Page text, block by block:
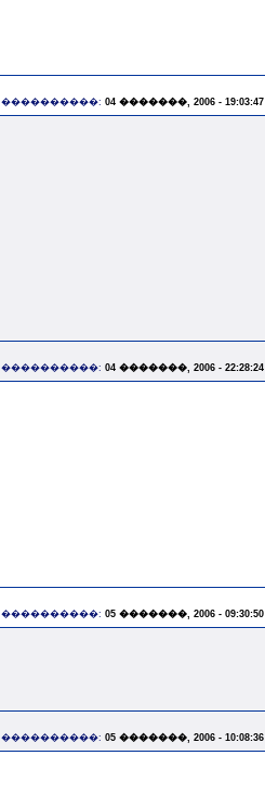
����������: 04 �������, 2006 - 19:03:47
����������: 04 �������, 2006 - 22:28:24
����������: 05 �������, 2006 - 09:30:50
����������: 05 �������, 2006 - 10:08:36